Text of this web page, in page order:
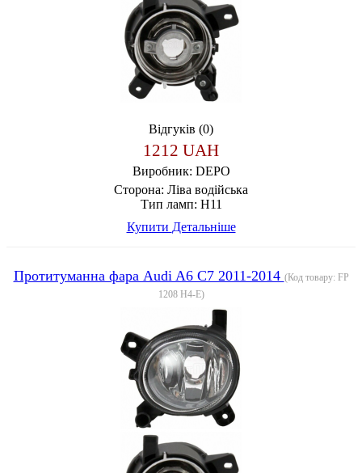
Відгуків (0)
1212 UAH
Виробник: DEPO
Сторона: Ліва водійська
Тип ламп: H11
Купити Детальніше
Протитуманна фара Audi A6 C7 2011-2014 (Код товару: FP
1208 H4-E)